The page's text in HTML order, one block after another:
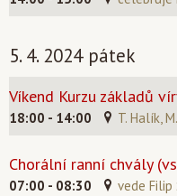
5. 4. 2024 pátek
Víkend Kurzu základů
18:00 - 14:00 T. Halík,
Chorální ranní chvály
07:00 - 08:30 vede Filip